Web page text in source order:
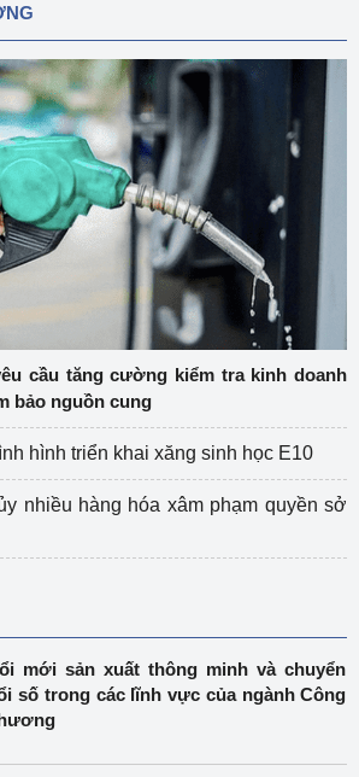
cầu tăng cường kiểm tra kinh doanh
bảo nguồn cung
hình triển khai xăng sinh học E10
nhiều hàng hóa xâm phạm quyền sở
mới sản xuất thông minh và chuyển
số trong các lĩnh vực của ngành Công